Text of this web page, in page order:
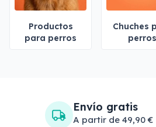
Productos
para perros
Chuches
perros
Envío gratis
A partir de 49,90 €